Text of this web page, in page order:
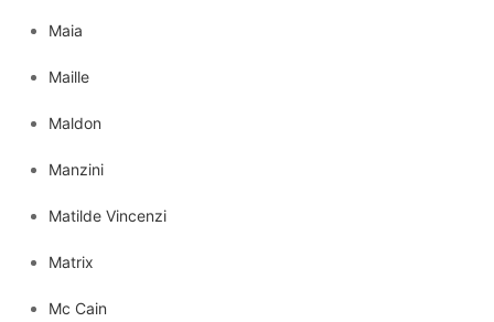
Maia
Maille
Maldon
Manzini
Matilde Vincenzi
Matrix
Mc Cain